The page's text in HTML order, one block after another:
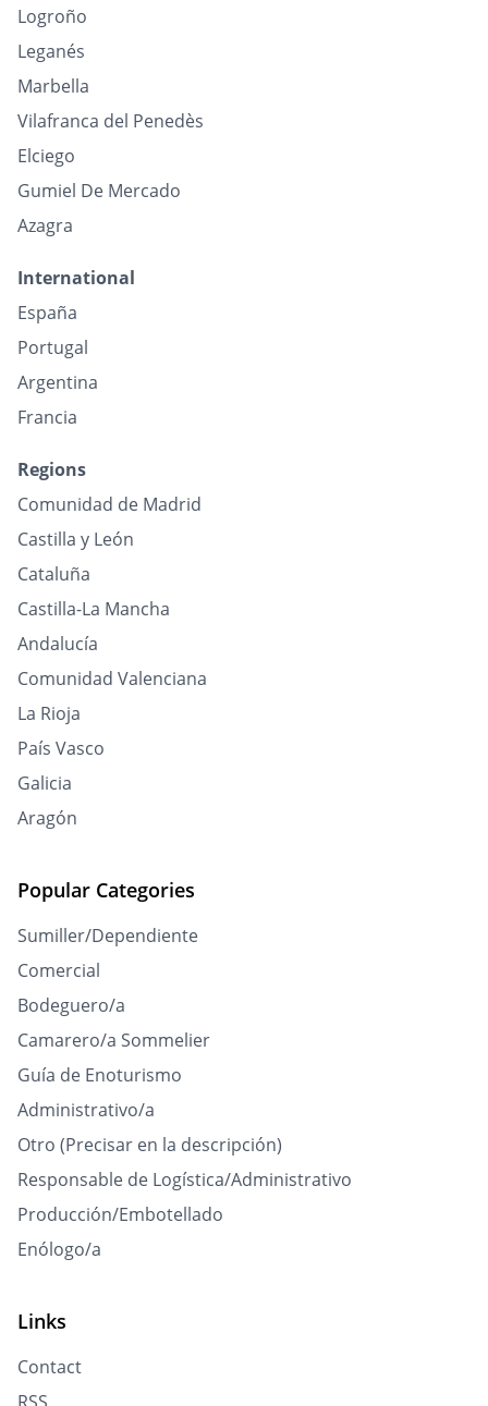
Logroño
Leganés
Marbella
Vilafranca del Penedès
Elciego
Gumiel De Mercado
Azagra
International
España
Portugal
Argentina
Francia
Regions
Comunidad de Madrid
Castilla y León
Cataluña
Castilla-La Mancha
Andalucía
Comunidad Valenciana
La Rioja
País Vasco
Galicia
Aragón
Popular Categories
Sumiller/Dependiente
Comercial
Bodeguero/a
Camarero/a Sommelier
Guía de Enoturismo
Administrativo/a
Otro (Precisar en la descripción)
Responsable de Logística/Administrativo
Producción/Embotellado
Enólogo/a
Links
Contact